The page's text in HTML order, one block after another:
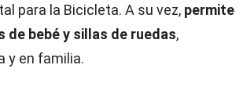
para la Bicicleta. A su vez, permite
de bebé y sillas de ruedas,
y en familia.